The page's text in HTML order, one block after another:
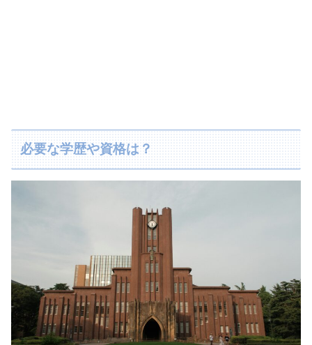
必要な学歴や資格は？